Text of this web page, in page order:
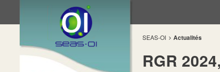
SEAS-OI Actualités
RGR